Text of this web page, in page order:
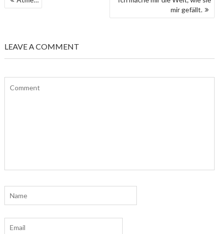
NAVIGATION
mir gefällt.
LEAVE A COMMENT